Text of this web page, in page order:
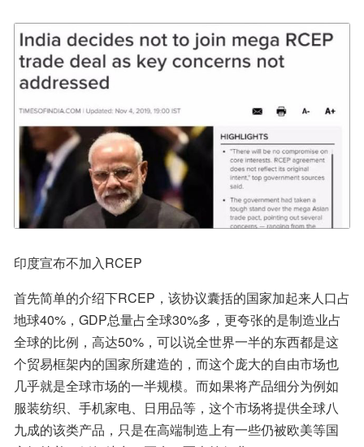
印度宣布不加入RCEP
首先简单的介绍下RCEP，该协议囊括的国家加起来人口占
地球40%，GDP总量占全球30%多，更夸张的是制造业占
全球的比例，高达50%，可以说全世界一半的东西都是这
个贸易框架内的国家所建造的，而这个庞大的自由市场也
几乎就是全球市场的一半规模。而如果将产品细分为例如
服装纺织、手机家电、日用品等，这个市场将提供全球八
九成的该类产品，只是在高端制造上有一些仍被欧美等国